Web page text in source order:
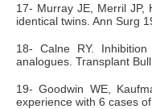
17- Murray JE, Merril JP,
identical twins. Ann Surg
18- Calne RY.
analogues. Transplant
19- Goodwin WE,
experience with 6 cases